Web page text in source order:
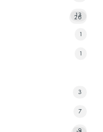
26
13
1
1
3
7